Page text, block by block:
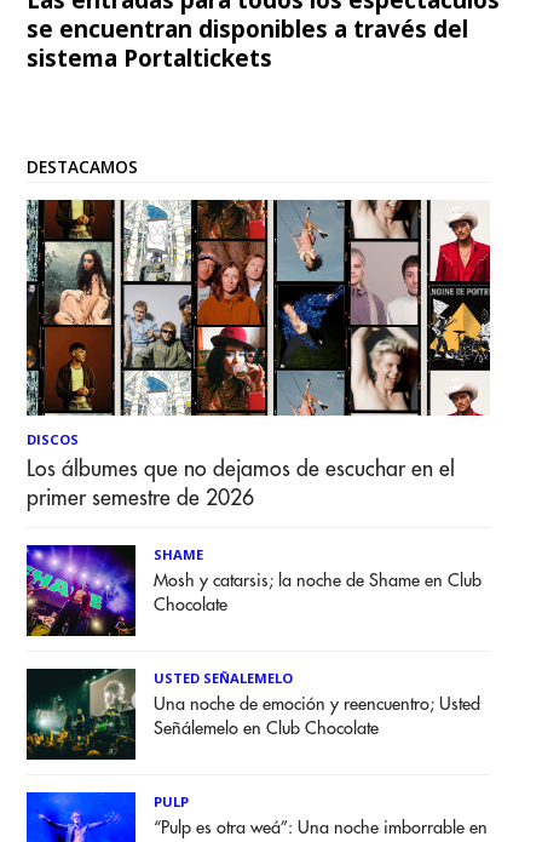
se encuentran disponibles a través del
sistema Portaltickets
DESTACAMOS
DISCOS
Los álbumes que no dejamos de escuchar en el
primer semestre de 2026
SHAME
Mosh y catarsis; la noche de Shame en Club
Chocolate
USTED SEÑALEMELO
Una noche de emoción y reencuentro; Usted
Señálemelo en Club Chocolate
PULP
“Pulp es otra weá”: Una noche imborrable en